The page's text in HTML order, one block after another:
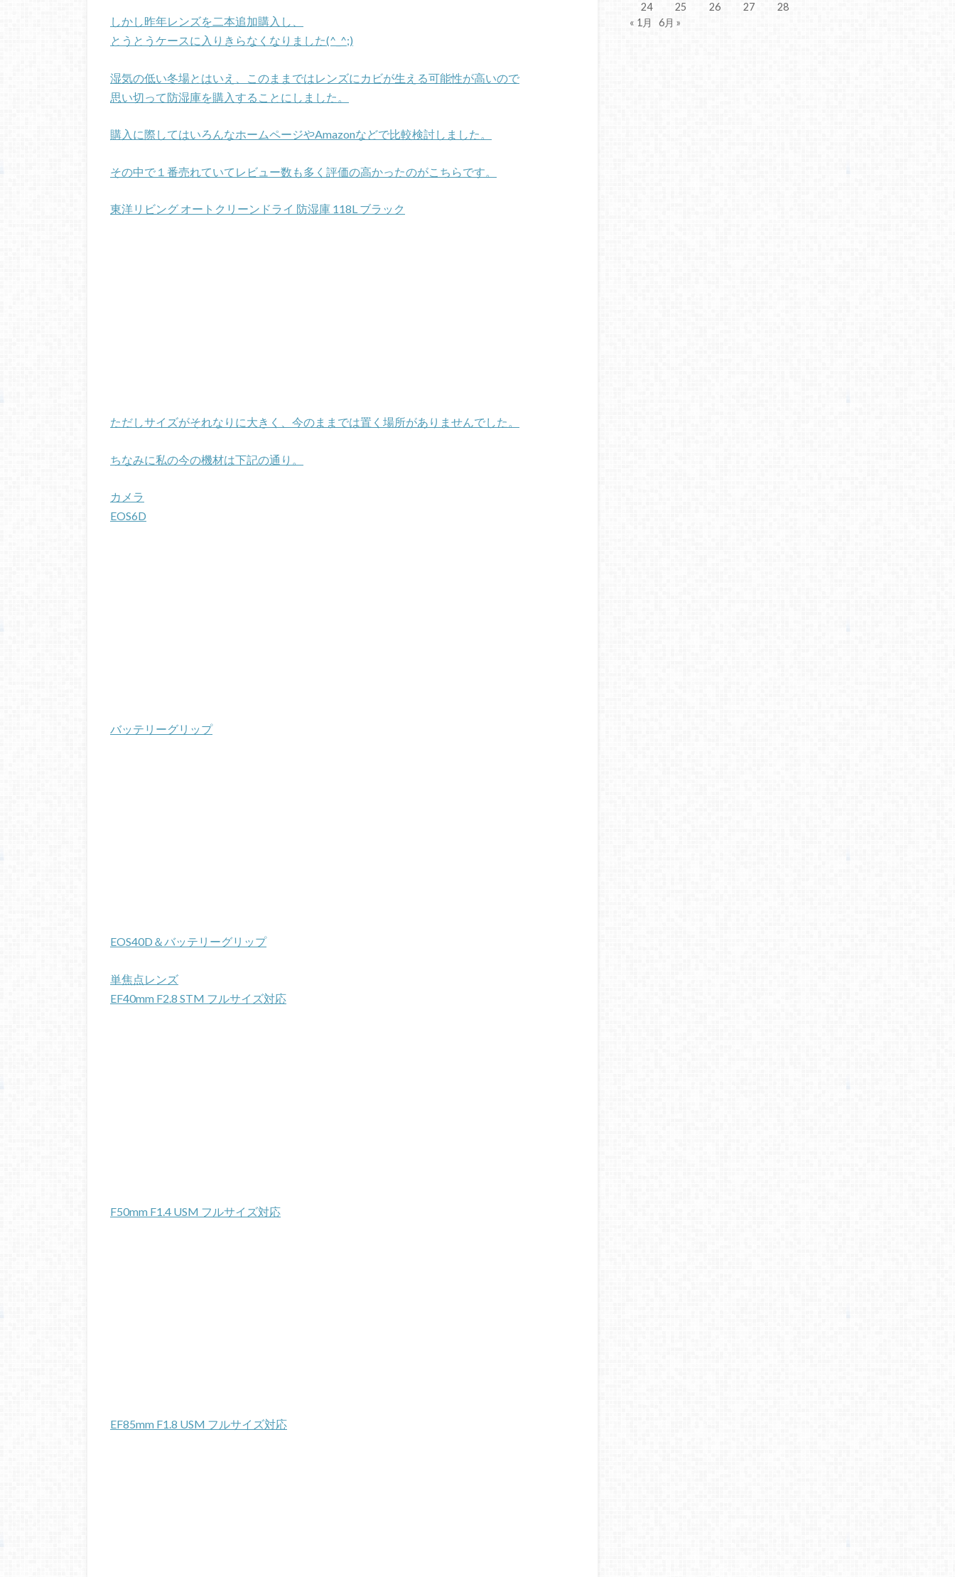
しかし昨年レンズを二本追加購入し、
とうとうケースに入りきらなくなりました(^_^;)
湿気の低い冬場とはいえ、このままではレンズにカビが生える可能性が高いので
思い切って防湿庫を購入することにしました。
購入に際してはいろんなホームページやAmazonなどで比較検討しました。
その中で１番売れていてレビュー数も多く評価の高かったのがこちらです。
東洋リビング オートクリーンドライ 防湿庫 118L ブラック
ただしサイズがそれなりに大きく、今のままでは置く場所がありませんでした。
ちなみに私の今の機材は下記の通り。
カメラ
EOS6D
バッテリーグリップ
EOS40D＆バッテリーグリップ
単焦点レンズ
EF40mm F2.8 STM フルサイズ対応
F50mm F1.4 USM フルサイズ対応
EF85mm F1.8 USM フルサイズ対応
24
25 26 27
28
« 1月
6月 »